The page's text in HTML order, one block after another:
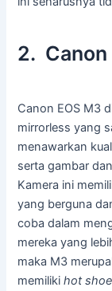
2. Canon
Canon EOS M3
mirrorless yang
menawarkan
serta gambar
Kamera ini
yang berguna
coba dalam
mereka yang
maka M3
memilikihot